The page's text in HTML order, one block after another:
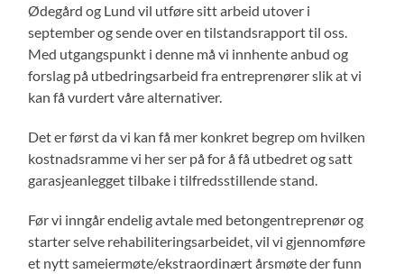
Ødegård og Lund vil utføre sitt arbeid utover i
september og sende over en tilstandsrapport til oss.
Med utgangspunkt i denne må vi innhente anbud og
forslag på utbedringsarbeid fra entreprenører slik at vi
kan få vurdert våre alternativer.
Det er først da vi kan få mer konkret begrep om hvilken
kostnadsramme vi her ser på for å få utbedret og satt
garasjeanlegget tilbake i tilfredsstillende stand.
Før vi inngår endelig avtale med betongentreprenør og
starter selve rehabiliteringsarbeidet, vil vi gjennomføre
et nytt sameiermøte/ekstraordinært årsmøte der funn